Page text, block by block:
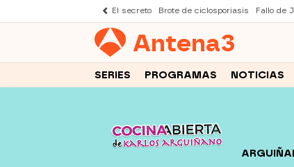
El secreto Brote de ciclosporiasis Fallo de
Antena3
SERIES PROGRAMAS NOTICIAS